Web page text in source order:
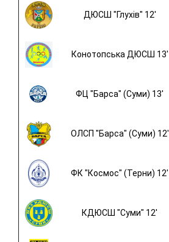
ДЮСШ "Глухів" 12'
Конотопська ДЮСШ 13'
ФЦ "Барса" (Суми) 13'
ОЛСП "Барса" (Суми) 12'
ФК "Космос" (Терни) 12'
КДЮСШ "Суми" 12'